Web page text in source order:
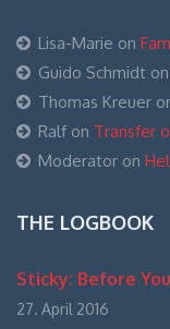
Lisa-Marie on
Guido Schmidt on
Thomas Kreuer
Ralfon Transfer
Moderator on
THE LOGBOOK
Sticky: Before
27. April 2016